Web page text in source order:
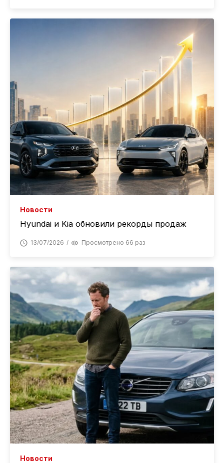
Новости
Hyundai и Kia обновили рекорды продаж
13/07/2026 Просмотрено 66 раз
Новости